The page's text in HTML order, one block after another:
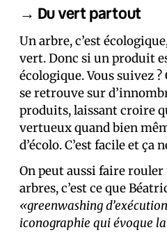
→ Du vert partout
Un arbre, c’est
vert. Donc si un produit
écologique. Vous suivez
se retrouve sur
produits, laissant croire
vertueux quand bien
d’écolo. C’est facile et ça
On peut aussi faire rouler
arbres, c’est ce que
«greenwashing
iconographie qui évoque